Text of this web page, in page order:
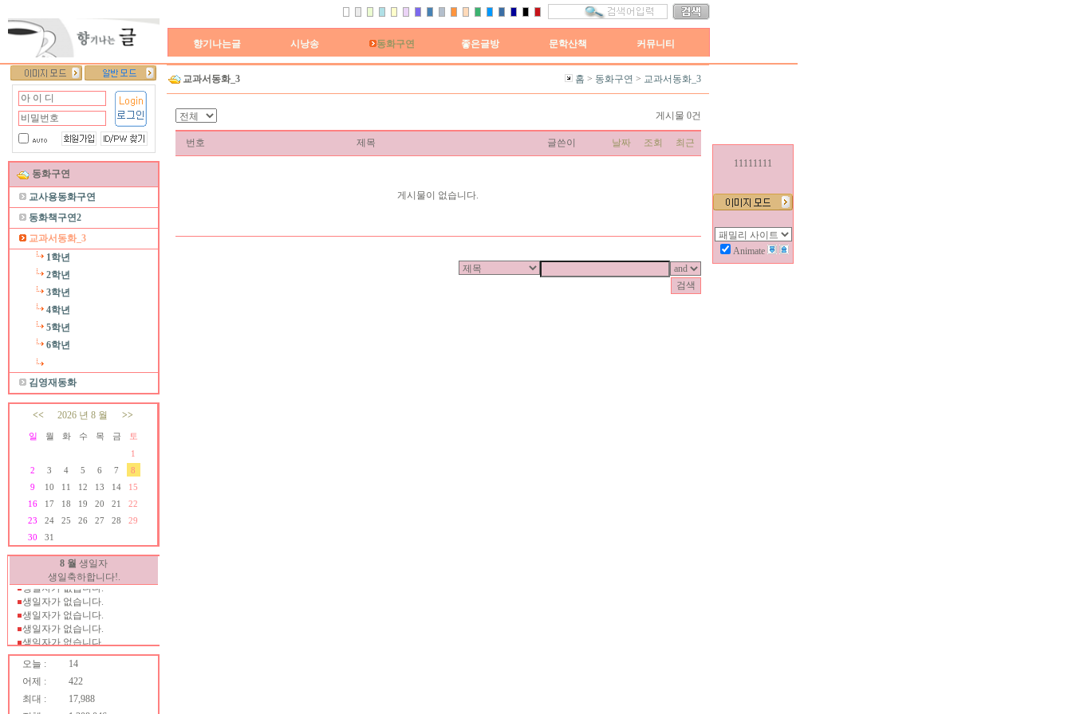
향기나는글 시낭송 동화구연 좋은글방 문학산책 커뮤니티
동화구연
교사용동화구연
동화책구연2
교과서동화_3
1학년
2학년
3학년
4학년
5학년
6학년
김영재동화
<< 2026 년 8 월 >>
일 월 화 수 목 금
토
1
2
3 4 5 6 7
8
9
10 11 12 13 14
15
16
17 18 19 20 21
22
23
24 25 26 27 28
29
30
31
8 월 생일자
생일축하합니다!.
생일자가 없습니다.
생일자가 없습니다.
생일자가 없습니다.
생일자가 없습니다.
생일자가 없습니다.
생일자가 없습니다.
생일자가 없습니다.
생일자가 없습니다.
생일자가 없습니다.
생일자가 없습니다.
생일자가 없습니다.
생일자가 없습니다.
생일자가 없습니다.
오늘 :
14
어제 :
422
최대 :
17,988
교과서동화_3 홈 > 동화구연 > 교과서동화_3
게시물 0건
번호 제목 글쓴이 날짜 조회 최근
게시물이 없습니다.
11111111
Animate